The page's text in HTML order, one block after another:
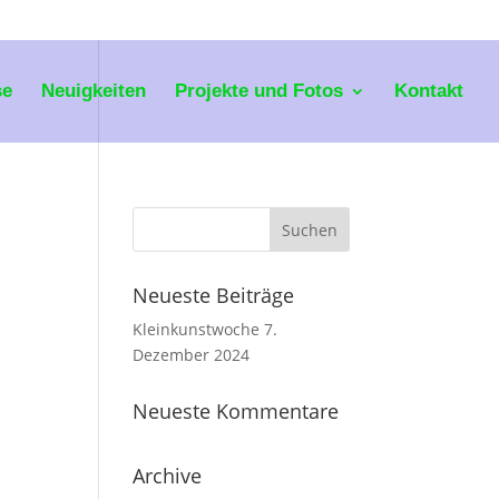
Neuigkeiten Projekte und Fotos Kontakt
Neueste Beiträge
Kleinkunstwoche 7.
Dezember 2024
Neueste Kommentare
Archive